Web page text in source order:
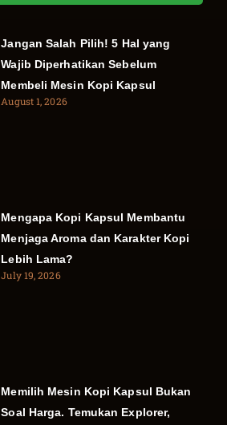
Jangan Salah Pilih! 5 Hal yang
Wajib Diperhatikan Sebelum
Membeli Mesin Kopi Kapsul
August 1, 2026
Mengapa Kopi Kapsul Membantu
Menjaga Aroma dan Karakter Kopi
Lebih Lama?
July 19, 2026
Memilih Mesin Kopi Kapsul Bukan
Soal Harga. Temukan Explorer,